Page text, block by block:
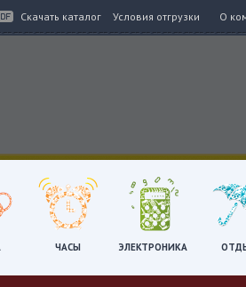
Скачать каталог Условия отгрузки О
ЧАСЫ ЭЛЕКТРОНИКА
Цвет Материал